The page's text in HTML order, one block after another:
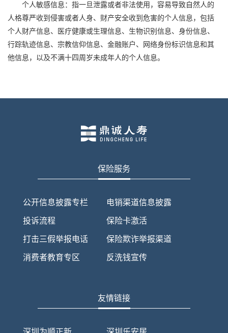
个人敏感信息：指一旦泄露或者非法使用，容易导致自然人的
人格尊严收到侵害或者人身、财产安全收到危害的个人信息，包括
个人财产信息、
医疗健康或生理信息、生物识别信息、身份信息、
行踪轨迹信息、宗教信仰信息、金融账户、
网络身份标识信息和其
他信息，以及不满十四周岁未成年人的个人信息。
保险服务
公开信息披露专栏
投诉流程
打击三假举报电话
消费者教育专区
电销渠道信息披露
保险卡激活
保险欺诈举报渠道
反洗钱宣传
友情链接